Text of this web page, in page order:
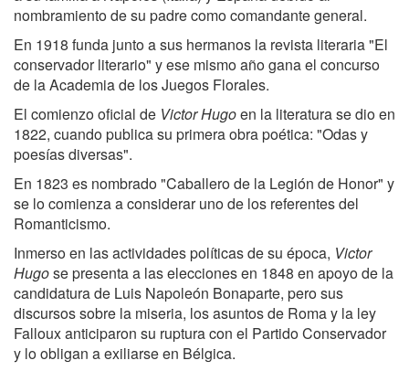
nombramiento de su padre como comandante general.
En 1918 funda junto a sus hermanos la revista literaria "El
conservador literario" y ese mismo año gana el concurso
de la Academia de los Juegos Florales.
El comienzo oficial de Victor Hugoen la literatura se dio en
1822, cuando publica su primera obra poética: "Odas y
poesías diversas".
En 1823 es nombrado "Caballero de la Legión de Honor" y
se lo comienza a considerar uno de los referentes del
Romanticismo.
Inmerso en las actividades políticas de su época, Victor
Hugose presenta a las elecciones en 1848 en apoyo de la
candidatura de Luis Napoleón Bonaparte, pero sus
discursos sobre la miseria, los asuntos de Roma y la ley
Falloux anticiparon su ruptura con el Partido Conservador
y lo obligan a exiliarse en Bélgica.